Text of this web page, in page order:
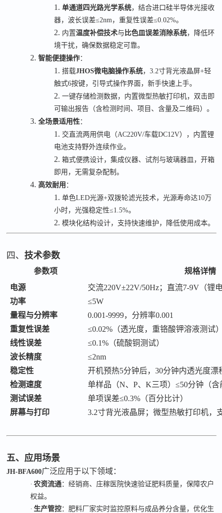
1.单通道四光路光学系统，结合进口硅半导体光接收
器，波长误差≤2nm，重复性误差≤0.02%。
2. 内置温度补偿技术与比色皿误差消除系统，降低环
境干扰，确保数据稳定可靠。
2.智能便捷操作：
1.搭载JHOS微电脑操作系统，3.2寸背光液晶屏+轻
触式6按键，引导式操作界面，新手快速上手。
2.一键存储检测数据，内置微型热敏打印机，双击即
可输出报告（含检测时间、项目、含量及二维码）。
3.全场景适用性：
1. 交直流两用供电（AC220V/车载DC12V），内置锂
电池支持野外连续作业。
2.箱式便携设计，集成仪器、试剂与玻璃器皿，开箱
即用，无需复杂配制。
4.高效耐用 ：
1.单色LED光源+双拨轮滤光技术，光源寿命达10万
小时，光强稳定性≤1.5%。
2.模块化结构设计，支持快速维护，降低使用成本。
四、技术参数
参数项
规格详情
电源
交流220V±22V/50Hz；直流7-9V（锂
功率
≤5W
量程与分辨率
0.001-9999，分辨率0.001
重复性误差
≤0.02%（透光度，重铬酸钾溶液测试
线性误差
≤0.1%（硫酸铜测试）
波长精度
≤2nm
稳定性
开机预热5分钟后，30分钟内透光度漂
检测速度
单样品（N、P、K三项）≤50分钟（含
测试误差
单项误差≤0.3%（百分比计）
屏幕与打印
3.2寸背光液晶屏；微型热敏打印机，
五、应用场景
JH-BFA600广泛应用于以下领域：
·农资流通：经销商、庄稼医院快速验证肥料质量，保障农户
权益。
·生产管控：肥料厂家实时监控原料与成品养分含量，优化生